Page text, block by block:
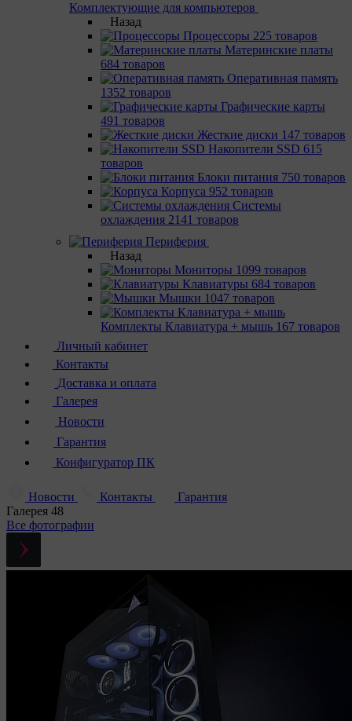
Комплектующие для компьютеров
Назад
Процессоры 225 товаров
Материнcкие платы
684 товаров
Оперативная память
1352 товаров
Графические карты
491 товаров
Жесткие диски 147 товаров
Накопители SSD 615
товаров
Блоки питания 750 товаров
Корпуса 952 товаров
Системы
охлаждения 2141 товаров
Периферия
Назад
Мониторы 1099 товаров
Клавиатуры 684 товаров
Мышки 1047 товаров
Комплекты Клавиатура + мышь 167 товаров
Личный кабинет
Контакты
Доставка и оплата
Галерея
Новости
Гарантия
Конфигуратор ПК
Новости Контакты
Гарантия
Галерея 48
Все фотографии